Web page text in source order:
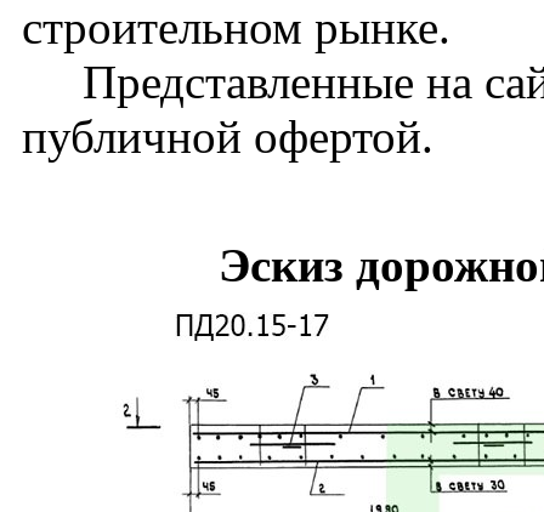
строительном рынке.
Представленные на
публичной офертой.
Эскиз